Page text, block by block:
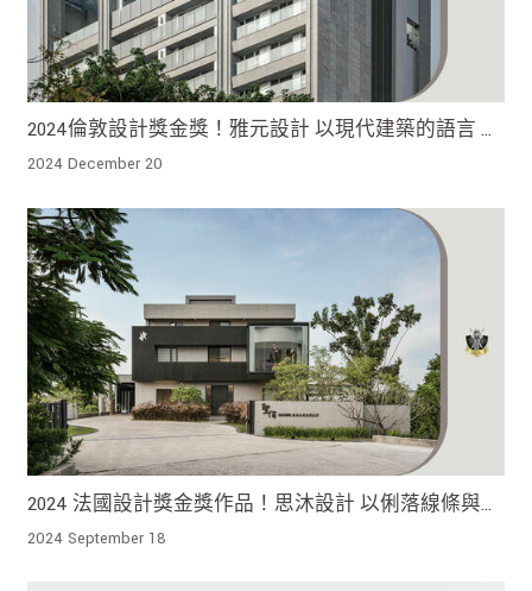
2024倫敦設計獎金獎！雅元設計 以現代建築的語言 賦
予都市生活新的居住理想與視覺焦點
2024 December 20
2024 法國設計獎金獎作品！思沐設計 以俐落線條與圓
弧造型 表現現代感與柔和氣息
2024 September 18